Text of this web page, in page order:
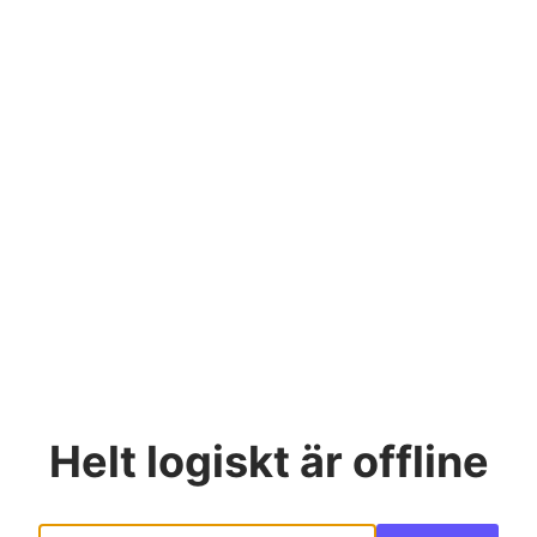
Helt logiskt är offline